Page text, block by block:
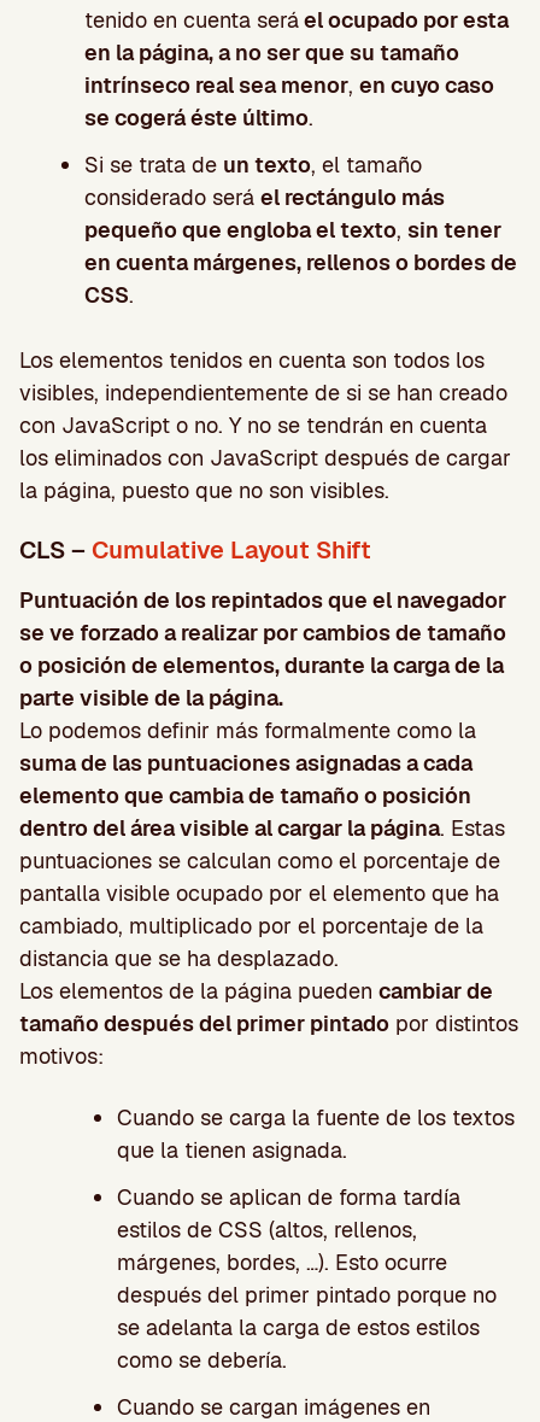
tenido en cuenta seráel ocupado por esta
en la página, a no ser que su tamaño
intrínseco real sea menor, en cuyo caso
se cogerá éste último.
Si se trata de un texto, el tamaño
considerado será el rectángulo más
pequeño que engloba el texto, sin tener
en cuenta márgenes, rellenos o bordes de
CSS.
Los elementos tenidos en cuenta son todos los
visibles, independientemente de si se han creado
con JavaScript o no. Y no se tendrán en cuenta
los eliminados con JavaScript después de cargar
la página, puesto que no son visibles.
CLS – Cumulative Layout Shift
Puntuación de los repintados que el navegador
se ve forzado a realizar por cambios de tamaño
o posición de elementos, durante la carga de la
parte visible de la página.
Lo podemos definir más formalmente como la
suma de las puntuaciones asignadas a cada
elemento que cambia de tamaño o posición
dentro del área visible al cargar la página. Estas
puntuaciones se calculan como el porcentaje de
pantalla visible ocupado por el elemento que ha
cambiado, multiplicado por el porcentaje de la
distancia que se ha desplazado.
Los elementos de la página pueden cambiar de
tamaño después del primer pintado por distintos
motivos:
Cuando se carga la fuente de los textos
que la tienen asignada.
Cuando se aplican de forma tardía
estilos de CSS (altos, rellenos,
márgenes, bordes, …). Esto ocurre
después del primer pintado porque no
se adelanta la carga de estos estilos
como se debería.
Cuando se cargan imágenes en